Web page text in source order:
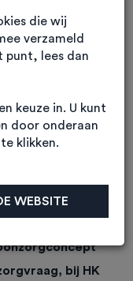
bij HK
die wij
verzameld
punt, lees dan
keuze in. U kunt
door onderaan
te klikken.
WEBSITE